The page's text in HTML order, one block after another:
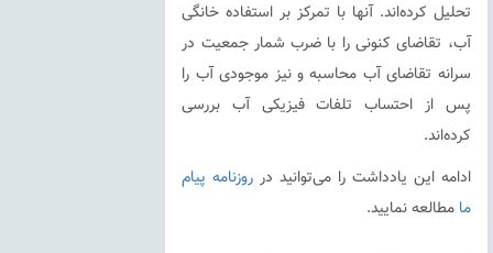
تحلیل کرده‌اند. آنها با تمرکز بر استفاده خانگی
آب، تقاضای کنونی را با ضرب شمار جمعیت در
سرانه تقاضای آب محاسبه و نیز موجودی آب را
پس از احتساب تلفات فیزیکی آب بررسی
کرده‌اند.
ادامه این یادداشت را می‌توانید در روزنامه پیام
ما مطالعه نمایید.